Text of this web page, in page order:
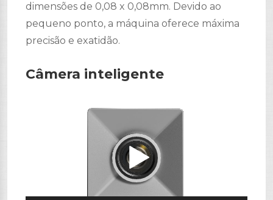
dimensões de 0,08 x 0,08mm. Devido ao
pequeno ponto, a máquina oferece máxima
precisão e exatidão.
Câmera inteligente